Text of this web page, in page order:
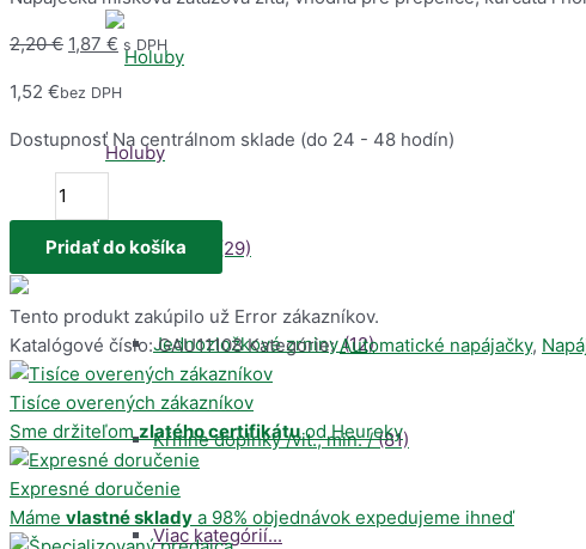
Holuby
Krmivo (29)
Jednozložkové zrniny (12)
Kŕmne doplnky /vit., min. / (81)
Viac kategórií...
2,20€ 1,87 € s DPH
1,52 €bez DPH
Dostupnosť Na centrálnom sklade (do 24 - 48 hodín)
množstvo
Automatická
napájačka
C50
záťažová
9mm
malá
Pridať do košíka
Tento produkt zakúpilo už Error zákazníkov.
Katalógové číslo:GAU11108 Kategórie:Automatické napájačky,
Tisíce overených zákazníkov
Sme držiteľomzlatého certifikátuod Heureky
Expresné doručenie
Máme vlastné sklady a 98% objednávok expedujeme ihneď